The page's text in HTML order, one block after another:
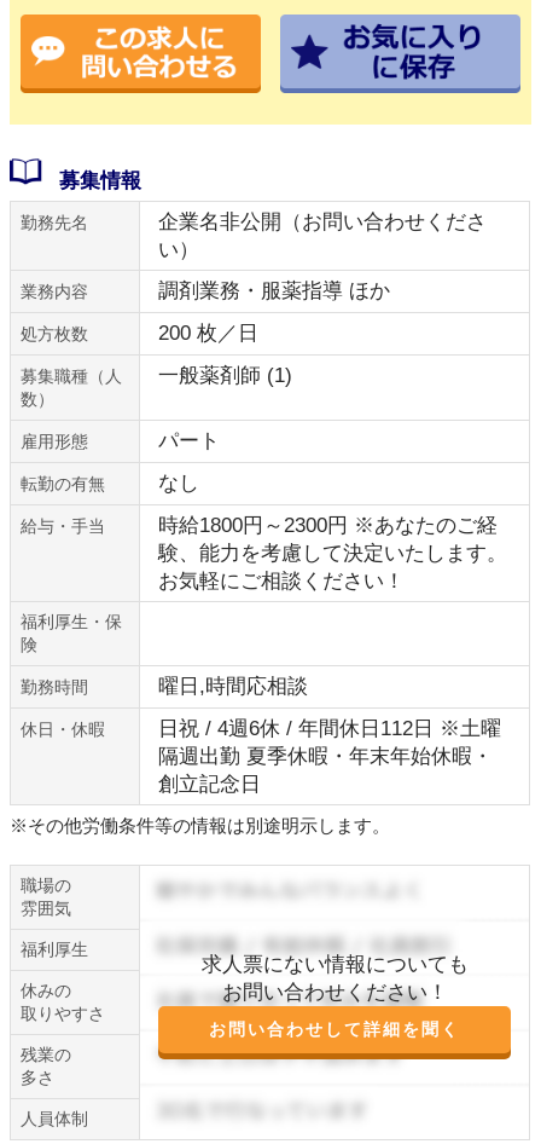
募集情報
勤務先名
企業名非公開（お問い合わせくださ
い）
業務内容 調剤業務・服薬指導 ほか
処方枚数 200 枚／日
募集職種（人
数）
一般薬剤師 (1)
雇用形態 パート
転勤の有無 なし
給与・手当
時給1800円～2300円 ※あなたのご経
験、能力を考慮して決定いたします。
お気軽にご相談ください！
福利厚生・保
険
勤務時間 曜日,時間応相談
休日・休暇
日祝 / 4週6休 / 年間休日112日 ※土曜
隔週出勤 夏季休暇・年末年始休暇・
創立記念日
※その他労働条件等の情報は別途明示します。
職場の
雰囲気
求人票にない情報についても
お問い合わせください！
お問い合わせして詳細を聞く
福利厚生
休みの
取りやすさ
残業の
多さ
人員体制